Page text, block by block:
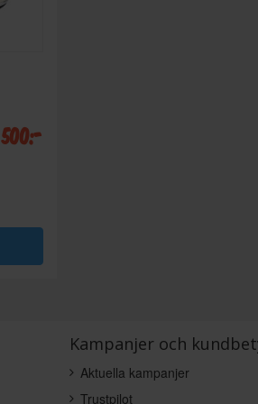
500:-
Kampanjer och
Aktuella kampanjer
Trustpilot